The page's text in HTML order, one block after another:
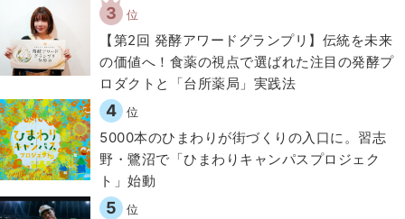
3 位
【第2回 発酵アワードグランプリ】伝統を未来
の価値へ！食薬の視点で選ばれた注目の発酵プ
ロダクトと「台所薬局」実践法
4 位
5000本のひまわりが街づくりの入口に。習志
野・鷺沼で「ひまわりキャンパスプロジェク
ト」始動
5 位